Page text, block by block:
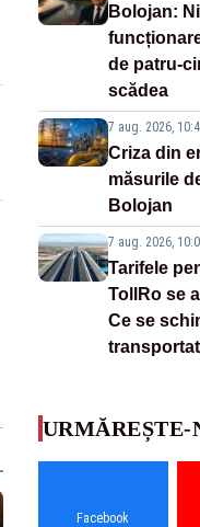
Bolojan:
de patru-
scădea
7 aug. 2026,
Criza din
măsurile
Bolojan
7 aug. 2026,
Tarifele
TollRo se
Ce se
URMĂREȘTE-
Facebook